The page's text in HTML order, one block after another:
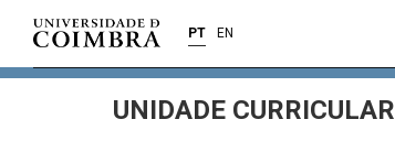
PT EN
UNIDADE CURRICULAR